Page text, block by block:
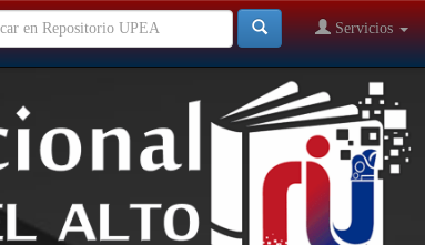
Servicios